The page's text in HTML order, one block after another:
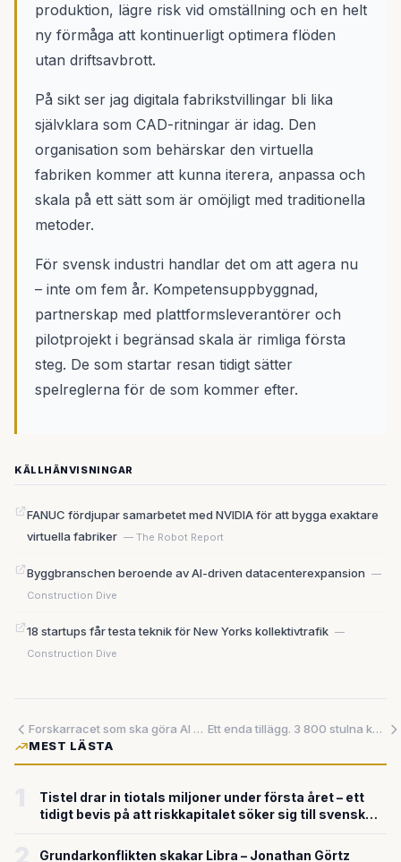
produktion, lägre risk vid omställning och en helt
ny förmåga att kontinuerligt optimera flöden
utan driftsavbrott.
På sikt ser jag digitala fabrikstvillingar bli lika
självklara som CAD-ritningar är idag. Den
organisation som behärskar den virtuella
fabriken kommer att kunna iterera, anpassa och
skala på ett sätt som är omöjligt med traditionella
metoder.
För svensk industri handlar det om att agera nu
– inte om fem år. Kompetensuppbyggnad,
partnerskap med plattformsleverantörer och
pilotprojekt i begränsad skala är rimliga första
steg. De som startar resan tidigt sätter
spelreglerna för de som kommer efter.
KÄLLHÄNVISNINGAR
FANUC fördjupar samarbetet med NVIDIA för att bygga exaktare
virtuella fabriker — The Robot Report
Bygg­branschen beroende av AI-driven datacenterexpansion —
Construction Dive
18 startups får testa teknik för New Yorks kollektivtrafik —
Construction Dive
Forskarracet som ska göra AI billigare, snabbare – och mer pålitligt
Ett enda tillägg. 3 800 stulna kodarkiv. Så hackades GitHub inifrån.
MEST LÄSTA
Tistel drar in tiotals miljoner under första året – ett
tidigt bevis på att riskkapitalet söker sig till svensk
Grundarkonflikten skakar Libra – Jonathan Görtz